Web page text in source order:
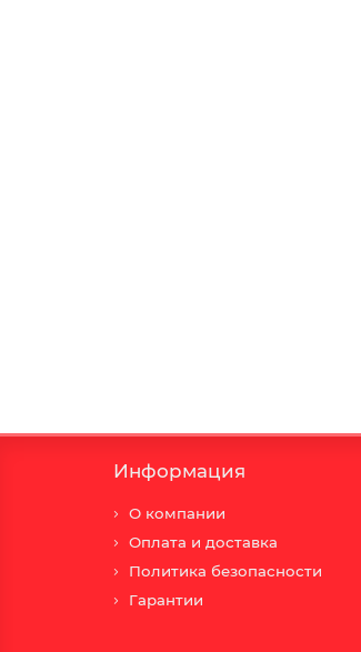
Информация
О компании
Оплата и доставка
Политика безопасности
Гарантии